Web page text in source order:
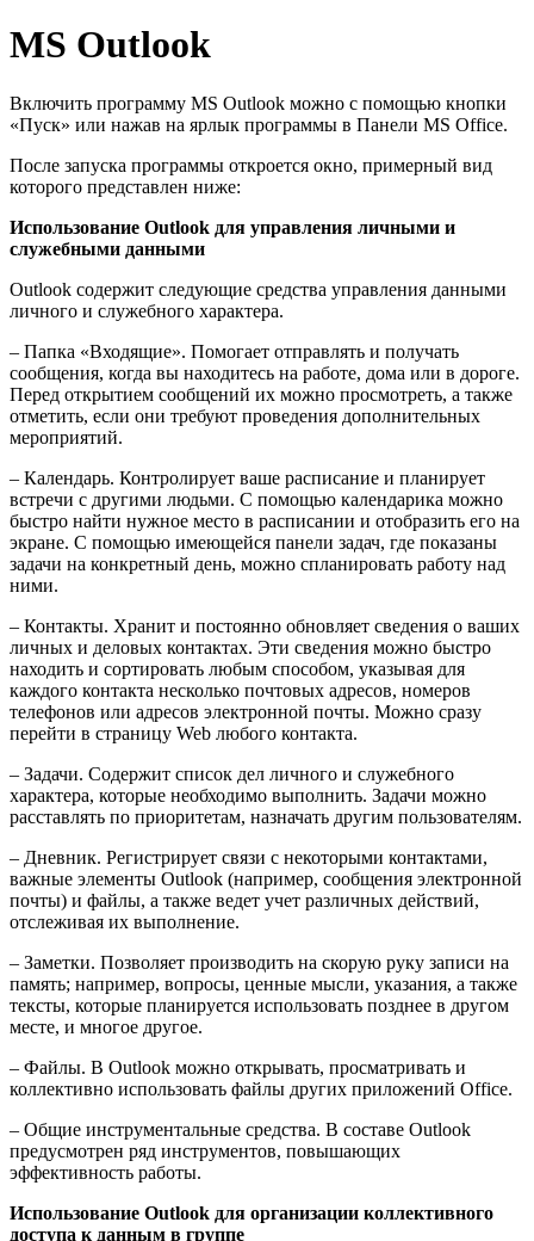
MS Outlook
Включить программу MS Outlook можно с помощью кнопки
«Пуск» или нажав на ярлык программы в Панели MS Office.
После запуска программы откроется окно, примерный вид
которого представлен ниже:
Использование Outlook для управления личными и
служебными данными
Outlook содержит следующие средства управления данными
личного и служебного характера.
– Папка «Входящие». Помогает отправлять и получать
сообщения, когда вы находитесь на работе, дома или в дороге.
Перед открытием сообщений их можно просмотреть, а также
отметить, если они требуют проведения дополнительных
мероприятий.
– Календарь. Контролирует ваше расписание и планирует
встречи с другими людьми. С помощью календарика можно
быстро найти нужное место в расписании и отобразить его на
экране. С помощью имеющейся панели задач, где показаны
задачи на конкретный день, можно спланировать работу над
ними.
– Контакты. Хранит и постоянно обновляет сведения о ваших
личных и деловых контактах. Эти сведения можно быстро
находить и сортировать любым способом, указывая для
каждого контакта несколько почтовых адресов, номеров
телефонов или адресов электронной почты. Можно сразу
перейти в страницу Web любого контакта.
– Задачи. Содержит список дел личного и служебного
характера, которые необходимо выполнить. Задачи можно
расставлять по приоритетам, назначать другим пользователям.
– Дневник. Регистрирует связи с некоторыми контактами,
важные элементы Outlook (например, сообщения электронной
почты) и файлы, а также ведет учет различных действий,
отслеживая их выполнение.
– Заметки. Позволяет производить на скорую руку записи на
память; например, вопросы, ценные мысли, указания, а также
тексты, которые планируется использовать позднее в другом
месте, и многое другое.
– Файлы. В Outlook можно открывать, просматривать и
коллективно использовать файлы других приложений Office.
– Общие инструментальные средства. В составе Outlook
предусмотрен ряд инструментов, повышающих
эффективность работы.
Использование Outlook для организации коллективного
доступа к данным в группе